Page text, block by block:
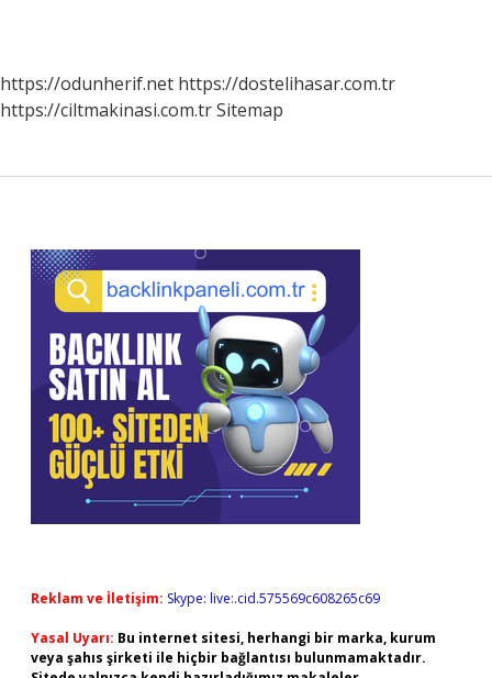
https://odunherif.net https://dostelihasar.com.tr
https://ciltmakinasi.com.trSitemap
Sidebar
Reklam ve İletişim: Skype: live:.cid.575569c608265c69
Yasal Uyarı: Bu internet sitesi, herhangi bir marka, kurum
veya şahıs şirketi ile hiçbir bağlantısı bulunmamaktadır.